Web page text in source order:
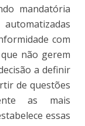
mandatória
com
não gerem
a definir
de questões
as mais
essas